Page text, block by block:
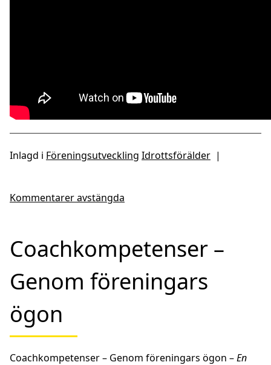
Inlagd i Föreningsutveckling Idrottsförälder |
Kommentarer avstängda
Coachkompetenser –
Genom föreningars
ögon
Coachkompetenser – Genom föreningars ögon –En